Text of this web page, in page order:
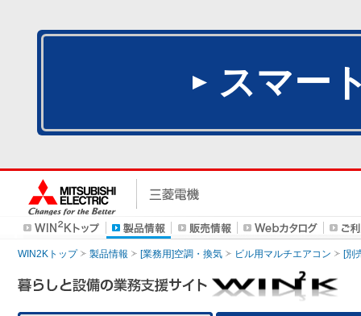
スマー
WIN2Kトップ 製品情報 [業務用]空調・換気 ビル用マルチエアコン [別